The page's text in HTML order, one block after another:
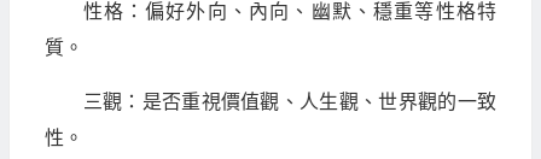
性格：偏好外向、內向、幽默、穩重等性格特
質。
三觀：是否重視價值觀、人生觀、世界觀的一致
性。